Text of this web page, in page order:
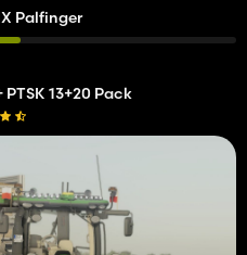
Palfinger
PTSK 13+20 Pack